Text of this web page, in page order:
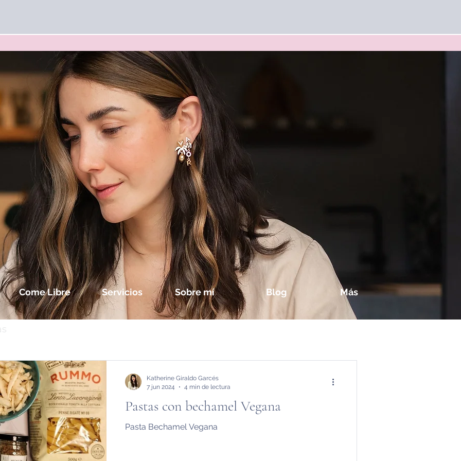
Come Libre Servicios Sobre mí Blog Más
Pastas con bechamel Vegana
Pasta Bechamel Vegana
Katherine Giraldo Garcés
7 jun 2024
4 min de lectura